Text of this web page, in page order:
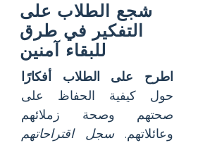
شجع الطلاب على
التفكير في طرق
للبقاء آمنين
اطرح على الطلاب أفكارًا
حول كيفية الحفاظ على
صحتهم وصحة زملائهم
وعائلاتهم.سجل اقتراحاتهم